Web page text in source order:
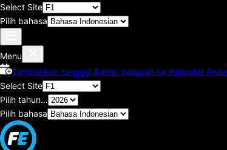
Select Site
Pilih bahasa
Menu
Tambahkan tanggal &amp; balapan ke Kalender Anda
Select Site
Pilih tahun...
Pilih bahasa